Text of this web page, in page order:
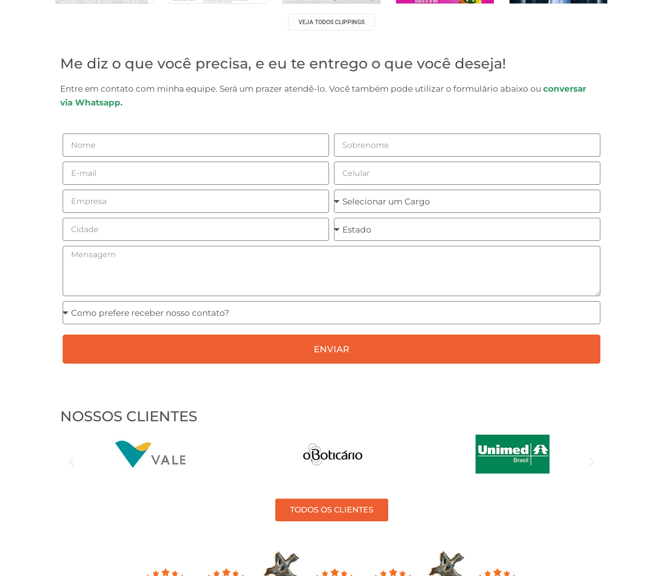
VEJA TODOS CLIPPINGS
Me diz o que você precisa, e eu te entrego o que você deseja!
Entre em contato com minha equipe. Será um prazer atendê-lo. Você também pode utilizar o formulário abaixo ou conversar
via Whatsapp.
Nome Sobrenome
Email Celular
Empresa Cargo
Cidade Estado
Mensagem
Como
prefere
receber
contato?
ENVIAR
NOSSOS CLIENTES
TODOS OS CLIENTES